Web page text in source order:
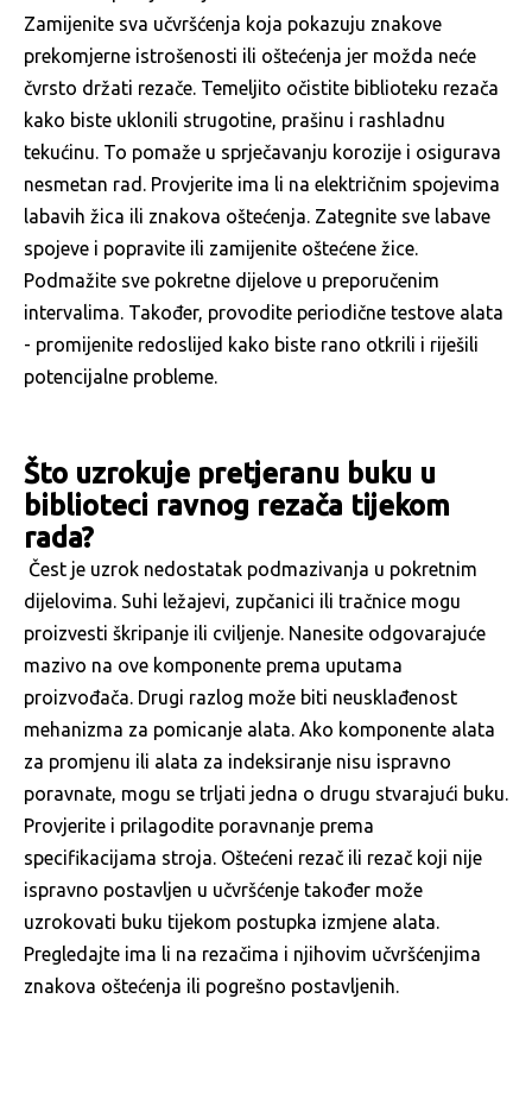
Zamijenite sva učvršćenja koja pokazuju znakove
prekomjerne istrošenosti ili oštećenja jer možda neće
čvrsto držati rezače. Temeljito očistite biblioteku rezača
kako biste uklonili strugotine, prašinu i rashladnu
tekućinu. To pomaže u sprječavanju korozije i osigurava
nesmetan rad. Provjerite ima li na električnim spojevima
labavih žica ili znakova oštećenja. Zategnite sve labave
spojeve i popravite ili zamijenite oštećene žice.
Podmažite sve pokretne dijelove u preporučenim
intervalima. Također, provodite periodične testove alata
- promijenite redoslijed kako biste rano otkrili i riješili
potencijalne probleme.
Što uzrokuje pretjeranu buku u
biblioteci ravnog rezača tijekom
rada?
Čest je uzrok nedostatak podmazivanja u pokretnim
dijelovima. Suhi ležajevi, zupčanici ili tračnice mogu
proizvesti škripanje ili cviljenje. Nanesite odgovarajuće
mazivo na ove komponente prema uputama
proizvođača. Drugi razlog može biti neusklađenost
mehanizma za pomicanje alata. Ako komponente alata
za promjenu ili alata za indeksiranje nisu ispravno
poravnate, mogu se trljati jedna o drugu stvarajući buku.
Provjerite i prilagodite poravnanje prema
specifikacijama stroja. Oštećeni rezač ili rezač koji nije
ispravno postavljen u učvršćenje također može
uzrokovati buku tijekom postupka izmjene alata.
Pregledajte ima li na rezačima i njihovim učvršćenjima
znakova oštećenja ili pogrešno postavljenih.